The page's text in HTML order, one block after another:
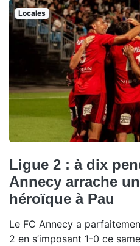
Locales
Ligue 2 : à dix
Annecy arrache
héroïque à Pau
Le FC Annecy a
2 en s’imposant 1-0 ce